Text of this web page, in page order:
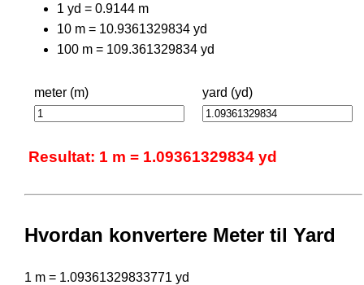
1 yd = 0.9144 m
10 m = 10.9361329834 yd
100 m = 109.361329834 yd
meter (m) yard (yd)
Resultat: 1 m = 1.09361329834 yd
Hvordan konvertere Meter til Yard
1 m = 1.09361329833771 yd